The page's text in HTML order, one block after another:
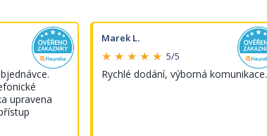
upravena
Marek L.
★ ★ ★ ★ ★ 5/5
Rychlé dodání, výborná komunikace.